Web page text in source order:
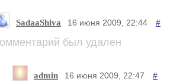
SadaaShiva 16 июня 2009, 22:44 #
был удален
admin 16 июня 2009, 22:47 #